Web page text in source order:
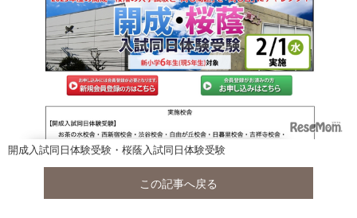
開成入試同日体験受験・桜蔭入試同日体験受験
この記事へ戻る